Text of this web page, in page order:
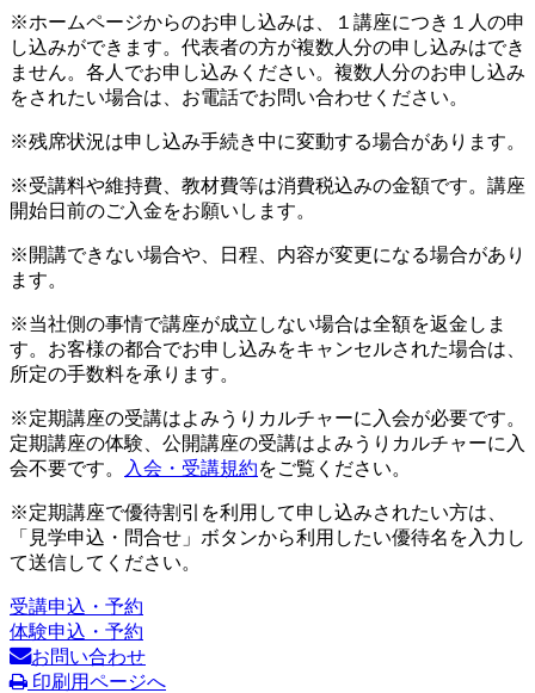
※ホームページからのお申し込みは、１講座につき１人の申
し込みができます。代表者の方が複数人分の申し込みはでき
ません。各人でお申し込みください。複数人分のお申し込み
をされたい場合は、お電話でお問い合わせください。
※残席状況は申し込み手続き中に変動する場合があります。
※受講料や維持費、教材費等は消費税込みの金額です。講座
開始日前のご入金をお願いします。
※開講できない場合や、日程、内容が変更になる場合があり
ます。
※当社側の事情で講座が成立しない場合は全額を返金しま
す。お客様の都合でお申し込みをキャンセルされた場合は、
所定の手数料を承ります。
※定期講座の受講はよみうりカルチャーに入会が必要です。
定期講座の体験、公開講座の受講はよみうりカルチャーに入
会不要です。
入会・受講規約をご覧ください。
※定期講座で優待割引を利用して申し込みされたい方は、
「見学申込・問合せ」ボタンから利用したい優待名を入力し
て送信してください。
受講申込・予約
体験申込・予約
お問い合わせ
印刷用ページへ